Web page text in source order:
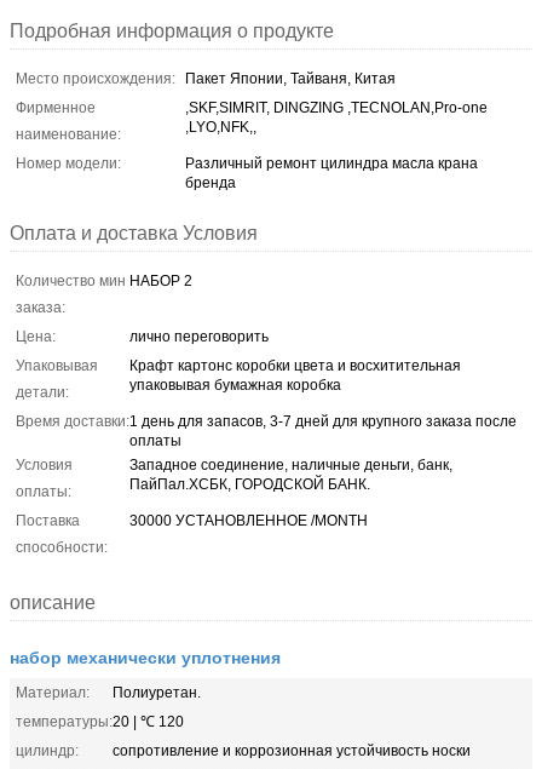
Подробная информация о продукте
Место происхождения:
Пакет Японии, Тайваня, Китая
Фирменное
наименование:
,SKF,SIMRIT, DINGZING ,TECNOLAN,Pro-one
,LYO,NFK,,
Номер модели:
Различный ремонт цилиндра масла крана
бренда
Оплата и доставка Условия
Количество мин
заказа:
НАБОР 2
Цена:
лично переговорить
Упаковывая
детали:
Крафт картонс коробки цвета и восхитительная
упаковывая бумажная коробка
Время доставки:1 день для запасов, 3-7 дней для крупного заказа после
оплаты
Условия
оплаты:
Западное соединение, наличные деньги, банк,
ПайПал.ХСБК, ГОРОДСКОЙ БАНК.
Поставка
способности:
30000 УСТАНОВЛЕННОЕ /MONTH
описание
набор механически уплотнения
Материал:
Полиуретан.
температуры:20 | ℃ 120
цилиндр:
сопротивление и коррозионная устойчивость носки